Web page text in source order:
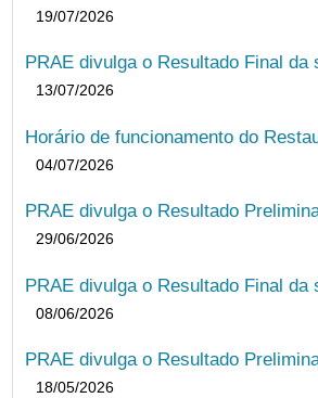
19/07/2026
PRAE divulga o Resultado Final
13/07/2026
Horário de funcionamento do
04/07/2026
PRAE divulga o Resultado
29/06/2026
PRAE divulga o Resultado Final
08/06/2026
PRAE divulga o Resultado
18/05/2026